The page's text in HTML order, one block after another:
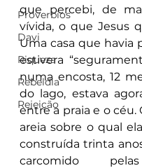
Proverbios
Davi
Riqueza
Rebeldia
Rejeição
que percebi, de
vívida, o que Jesus
Uma casa que havia
estivera
numa encosta, 12
do lago, estava
entre a praia e o céu.
areia sobre o qual
construída trinta
carcomido